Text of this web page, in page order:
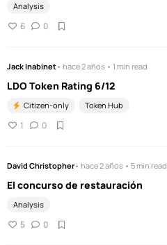
Analysis
6 0
Jack Inabinet• hace 2 años • 1 min read
LDO Token Rating 6/12
Citizen-only Token Hub
1 0
David Christopher• hace 2 años • 5 min read
El concurso de restauración
Analysis
5 0